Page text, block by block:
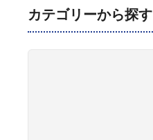
カテゴリーから探す